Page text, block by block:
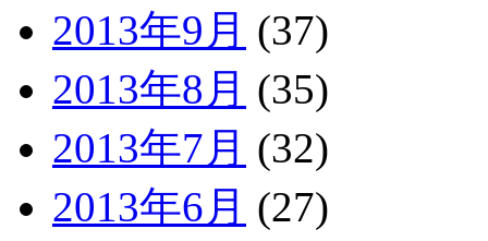
2013年9月 (37)
2013年8月 (35)
2013年7月 (32)
2013年6月 (27)